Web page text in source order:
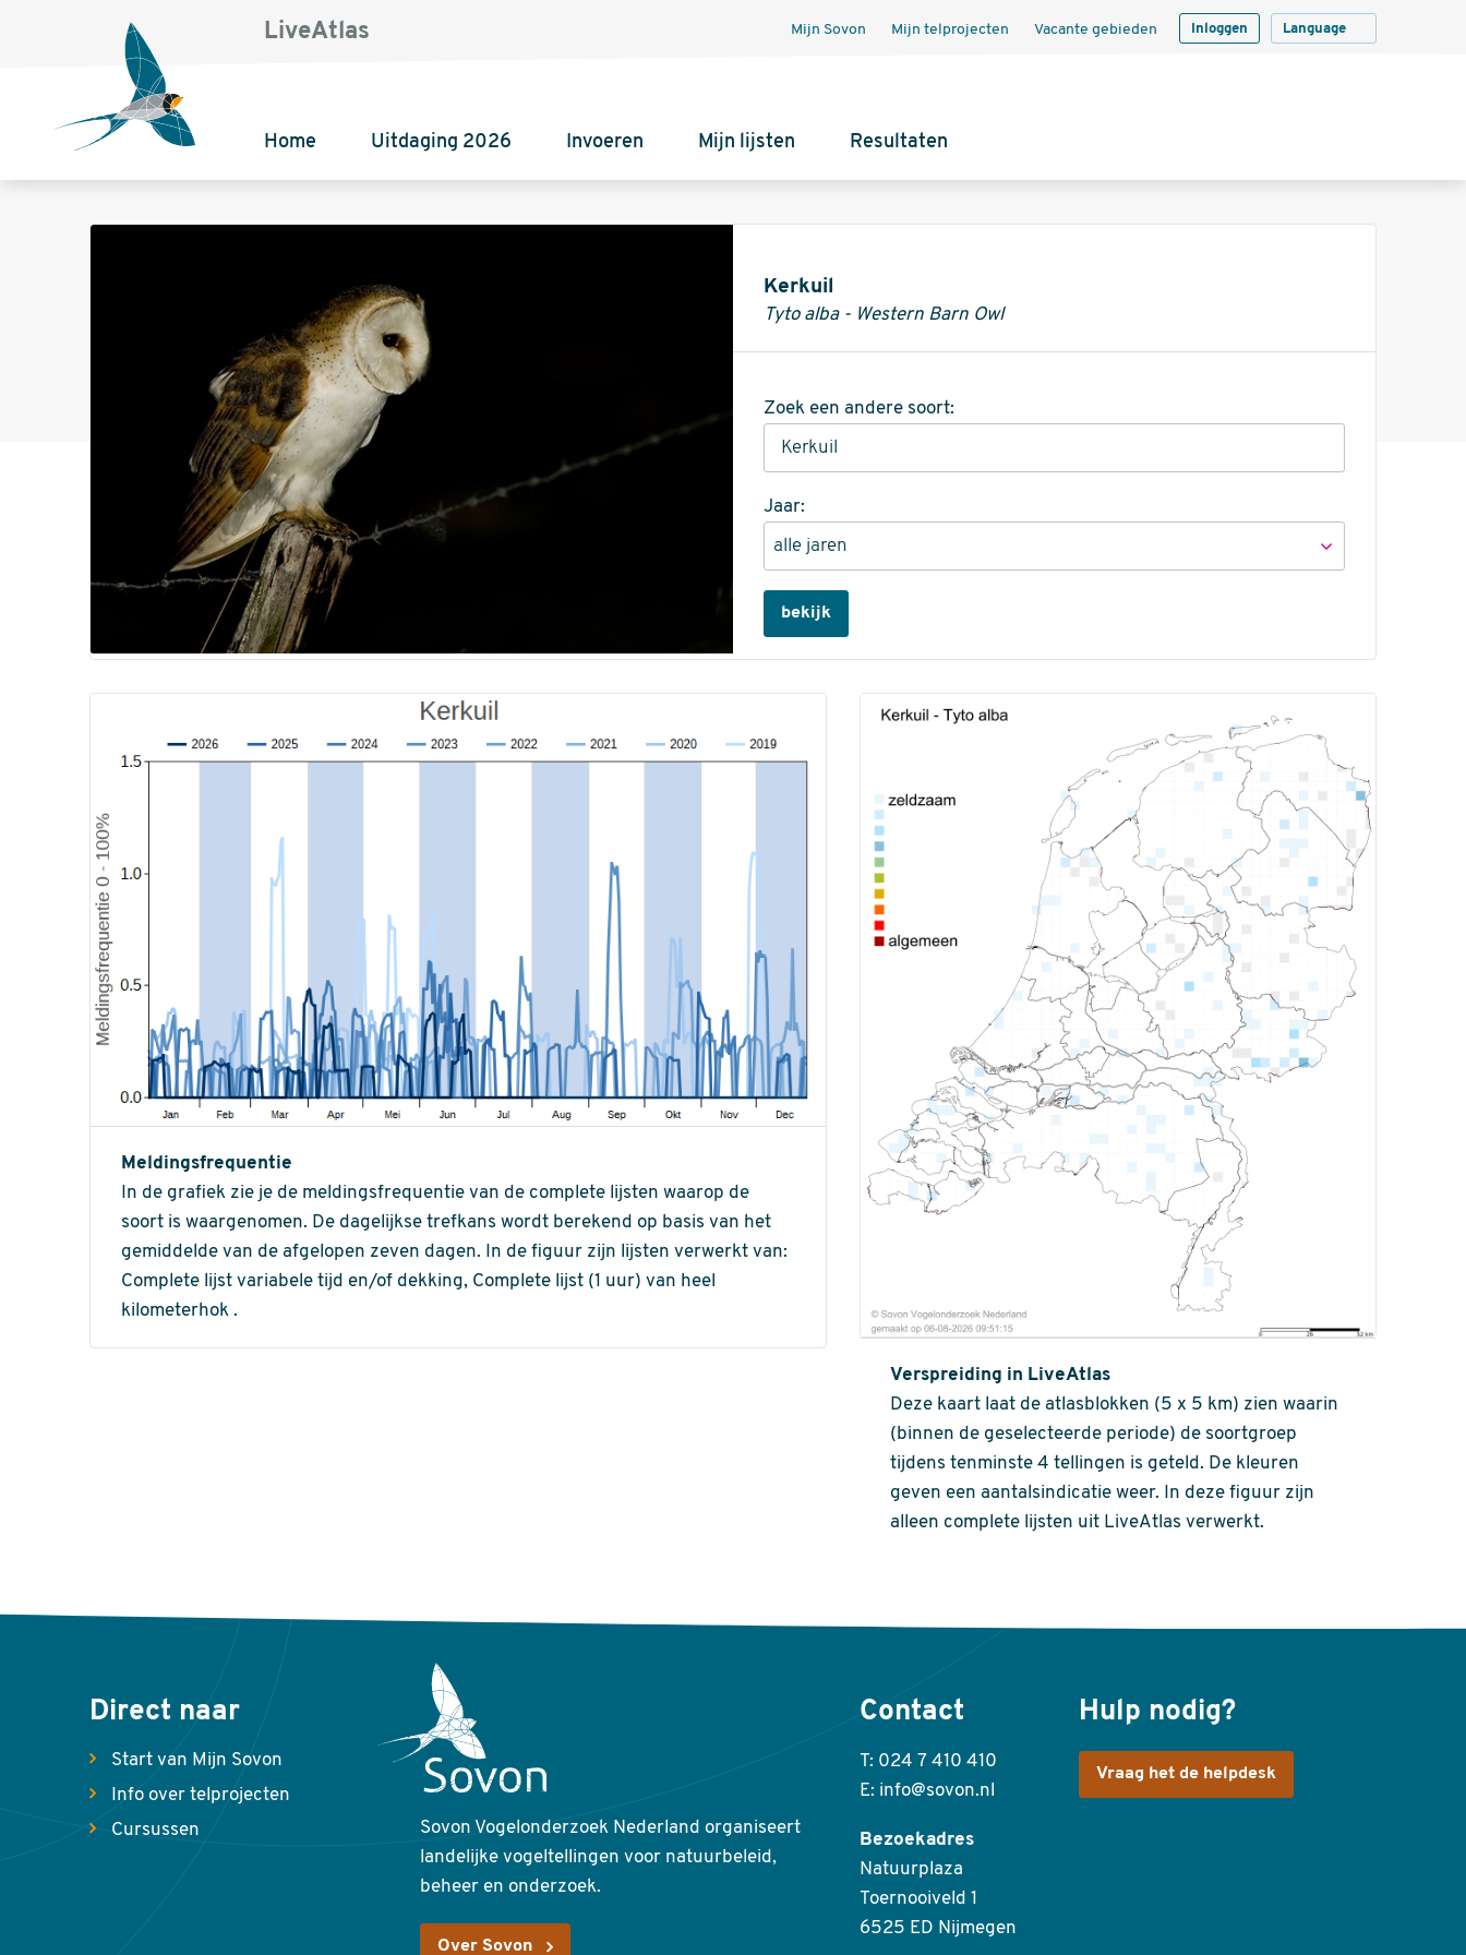
LiveAtlas Mijn Sovon Mijn telprojecten Vacante gebieden Inloggen Language
Home Uitdaging 2026 Invoeren Mijn lijsten Resultaten
Informatie
Kerkuil
Tyto alba - Western Barn Owl
Zoek een andere soort:
Jaar:
bekijk
Meldingsfrequentie
In de grafiek zie je de meldingsfrequentie van de complete lijsten waarop de
soort is waargenomen. De dagelijkse trefkans wordt berekend op basis van het
gemiddelde van de afgelopen zeven dagen. In de figuur zijn lijsten verwerkt van:
Complete lijst variabele tijd en/of dekking, Complete lijst (1 uur) van heel
kilometerhok .
Verspreiding in LiveAtlas
Deze kaart laat de atlasblokken (5 x 5 km) zien waarin
(binnen de geselecteerde periode) de soortgroep
tijdens tenminste 4 tellingen is geteld. De kleuren
geven een aantalsindicatie weer. In deze figuur zijn
alleen complete lijsten uit LiveAtlas verwerkt.
Direct naar
Start van Mijn Sovon
Info over telprojecten
Cursussen
Sovon Vogelonderzoek Nederland organiseert
landelijke vogeltellingen voor natuurbeleid,
beheer en onderzoek.
Over Sovon
Contact
T: 024 7 410 410
E: info@sovon.nl
Bezoekadres
Natuurplaza
Toernooiveld 1
6525 ED Nijmegen
Hulp nodig?
Vraag het de helpdesk